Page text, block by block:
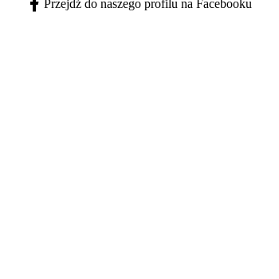
Facebook - otwiera się w nowej karcie
Przejdź do naszego profilu na Facebooku